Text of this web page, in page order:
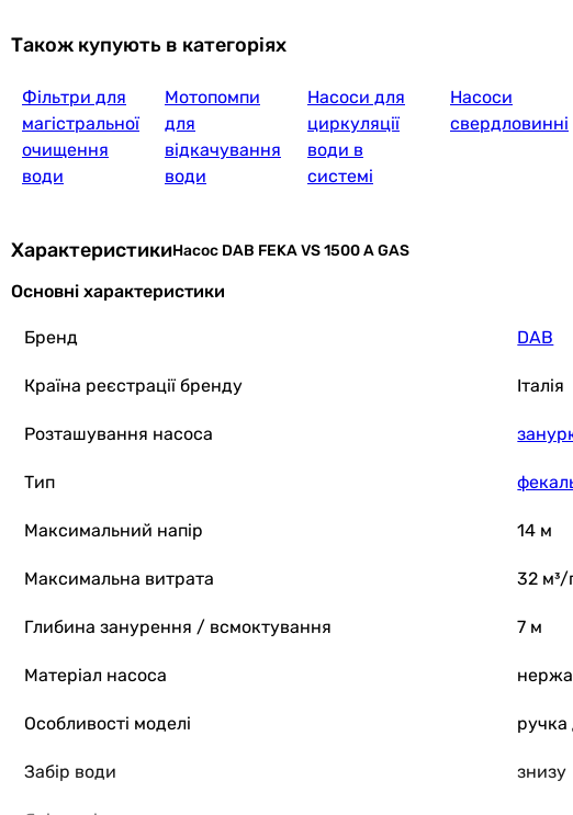
Також купують в категоріях
Фільтри для
магістральної
очищення
води
Мотопомпи
для
відкачування
води
Насоси для
циркуляції
води в
системі
Насоси
свердловинні
ХарактеристикиНасос DAB FEKA VS 1500 A GAS
Основні характеристики
Бренд DAB
Країна реєстрації бренду Італія
Розташування насоса
Тип
Максимальний напір 14 м
Максимальна витрата 32 м³/
Глибина занурення / всмоктування 7 м
Матеріал насоса
Особливості моделі ручка
Забір води знизу